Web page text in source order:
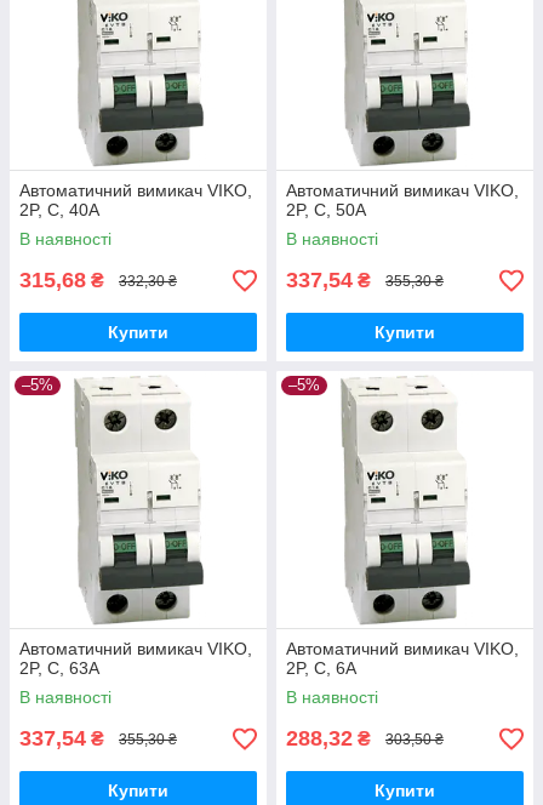
Автоматичний вимикач VIKO,
2P, C, 40A
В наявності
315,68 ₴ 332,30 ₴
Купити
Автоматичний вимикач VIKO,
2P, C, 50A
В наявності
337,54 ₴ 355,30 ₴
Купити
–5%
Автоматичний вимикач VIKO,
2P, C, 63A
В наявності
337,54 ₴ 355,30 ₴
Купити
–5%
Автоматичний вимикач VIKO,
2P, C, 6A
В наявності
288,32 ₴ 303,50 ₴
Купити